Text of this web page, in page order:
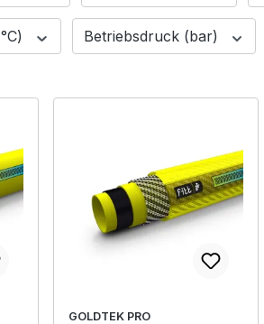
Betriebsdruck (bar)
GOLDTEK PRO